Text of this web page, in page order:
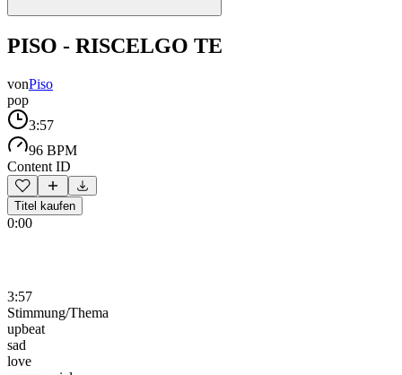
PISO - RISCELGO TE
vonPiso
pop
3:57
96 BPM
Content ID
Titel kaufen
0:00
3:57
Stimmung/Thema
upbeat
sad
love